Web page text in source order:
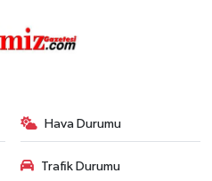
Hava Durumu
Trafik Durumu